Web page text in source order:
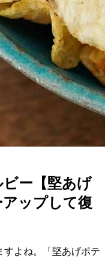
ビー【堅あげ
ップして復
すよね。「堅あげポテ